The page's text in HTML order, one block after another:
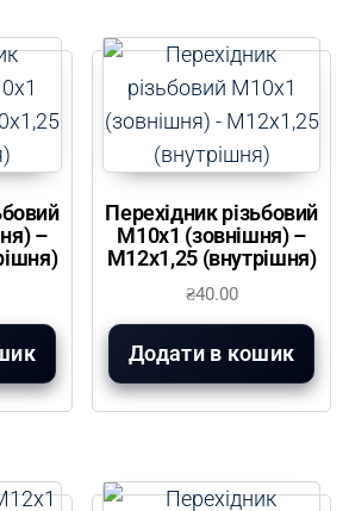
–
Перехідник різьбовий
М10х1 (зовнішня) –
М12х1,25 (внутрішня)
₴40.00
Додати в кошик